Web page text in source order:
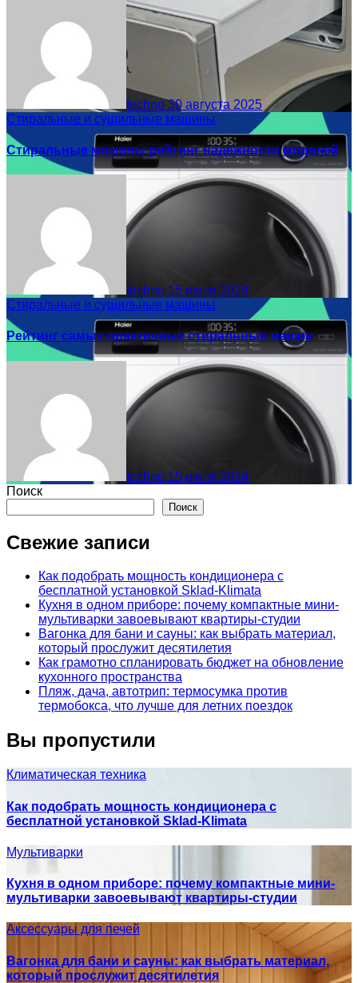
techno30 августа 2025
Стиральные и сушильные машины
Стиральные машины рейтинг надежности моделей
techno 15 июня 2024
Стиральные и сушильные машины
Рейтинг самых практичных стиральных машин
techno 15 июня 2024
Поиск
Поиск
Свежие записи
Как подобрать мощность кондиционера с
бесплатной установкой Sklad-Klimata
Кухня в одном приборе: почему компактные мини-
мультиварки завоевывают квартиры-студии
Вагонка для бани и сауны: как выбрать материал,
который прослужит десятилетия
Как грамотно спланировать бюджет на обновление
кухонного пространства
Пляж, дача, автотрип: термосумка против
термобокса, что лучше для летних поездок
Вы пропустили
Климатическая техника
Как подобрать мощность кондиционера с
бесплатной установкой Sklad-Klimata
Мультиварки
Кухня в одном приборе: почему компактные мини-
мультиварки завоевывают квартиры-студии
Аксессуары для печей
Вагонка для бани и сауны: как выбрать материал,
который прослужит десятилетия